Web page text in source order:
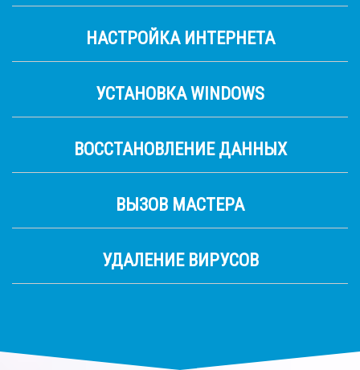
НАСТРОЙКА ИНТЕРНЕТА
УСТАНОВКА WINDOWS
ВОССТАНОВЛЕНИЕ ДАННЫХ
ВЫЗОВ МАСТЕРА
УДАЛЕНИЕ ВИРУСОВ